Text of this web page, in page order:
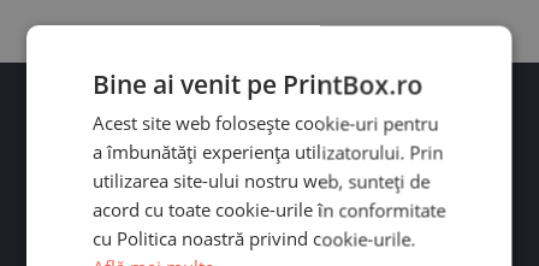
Ai întrebări?
Bine ai venit pe PrintBox.ro
Acest site web folosește cookie-uri pentru
a îmbunătăți experiența utilizatorului. Prin
utilizarea site-ului nostru web, sunteți de
acord cu toate cookie-urile în conformitate
cu Politica noastră privind cookie-urile.